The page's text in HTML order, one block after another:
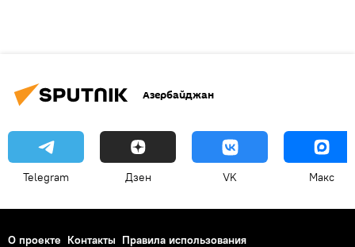
Азербайджан
Telegram Дзен VK Макс
О проекте Контакты Правила использования